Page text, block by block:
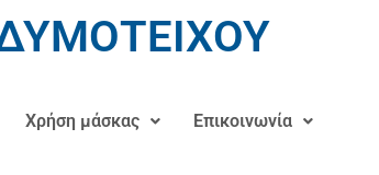
Χρήση μάσκας Επικοινωνία